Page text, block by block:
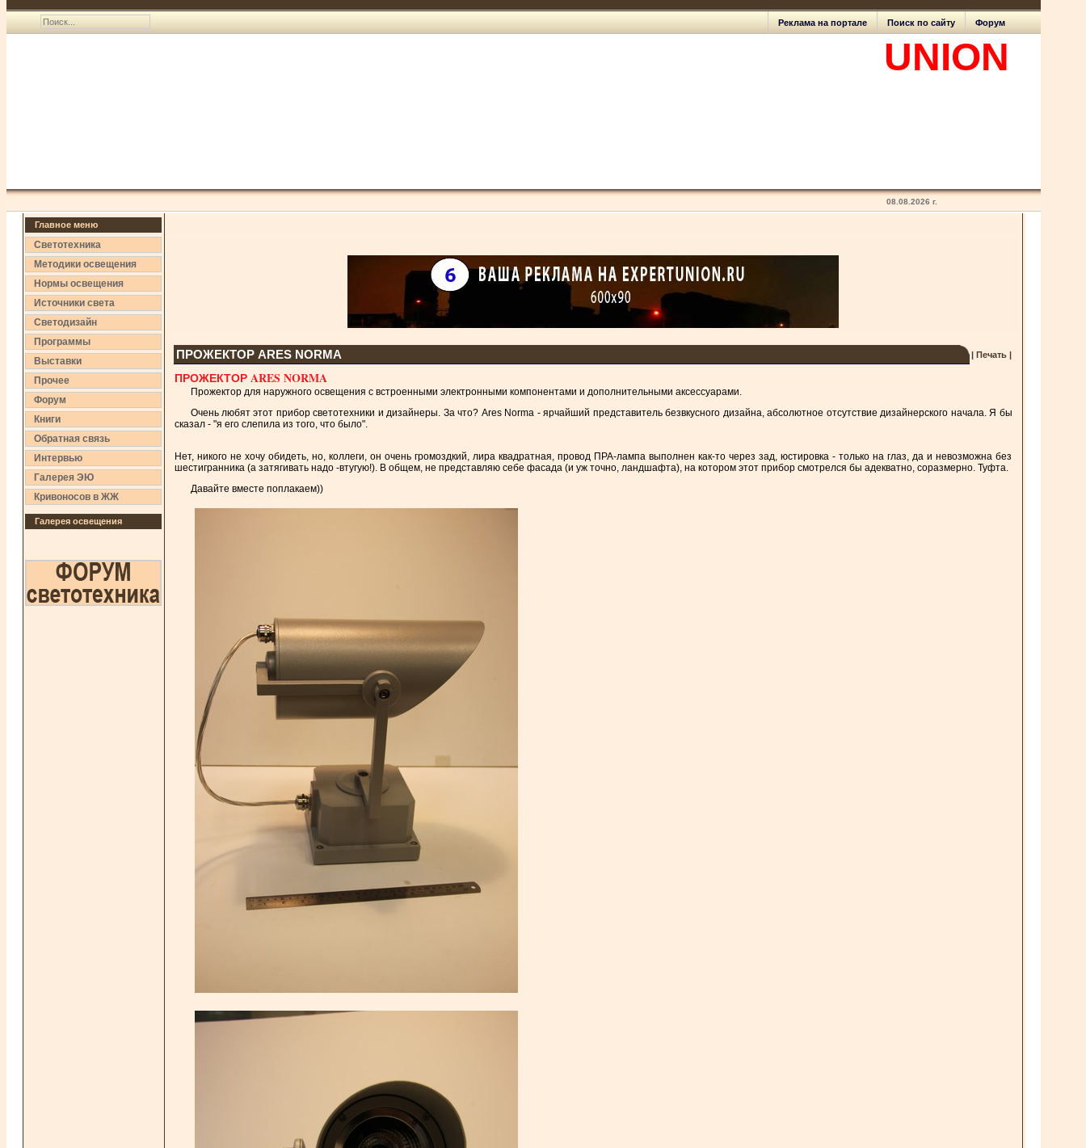
Форум
Поиск по сайту
Реклама на портале
UNION
08.08.2026 г.
Главное меню
Светотехника
Методики освещения
Нормы освещения
Источники света
Светодизайн
Программы
Выставки
Прочее
Форум
Книги
Обратная связь
Интервью
Галерея ЭЮ
Кривоносов в ЖЖ
Галерея освещения
ПРОЖЕКТОР ARES NORMA | Печать |
ПРОЖЕКТОР ARES NORMA
Прожектор для наружного освещения с встроенными электронными компонентами и дополнительными аксессуарами.
Очень любят этот прибор светотехники и дизайнеры. За что? Ares Norma - ярчайший представитель безвкусного дизайна, абсолютное отсутствие дизайнерского начала. Я бы
сказал - "я его слепила из того, что было".
Нет, никого не хочу обидеть, но, коллеги, он очень громоздкий, лира квадратная, провод ПРА-лампа выполнен как-то через зад, юстировка - только на глаз, да и невозможна без
шестигранника (а затягивать надо -втугую!). В общем, не представляю себе фасада (и уж точно, ландшафта), на котором этот прибор смотрелся бы адекватно, соразмерно. Туфта.
Давайте вместе поплакаем))